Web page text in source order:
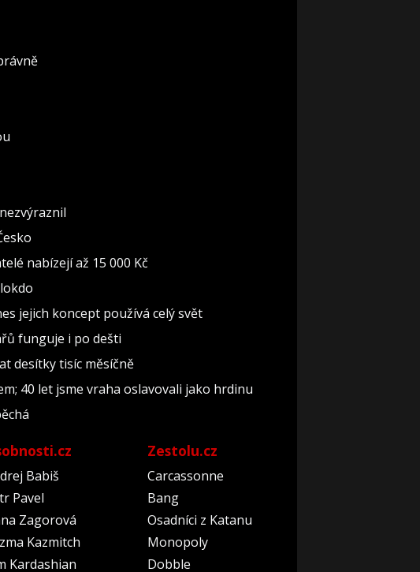
nabízejí až 15 000 Kč
jejich koncept používá celý svět
funguje i po dešti
desítky tisíc měsíčně
40 let jsme vraha oslavovali jako hrdinu
Babiš
Pavel
Zagorová
Kazmitch
Kardashian
Zestolu.cz
Carcassonne
Bang
Osadníci z Katanu
Monopoly
Dobble